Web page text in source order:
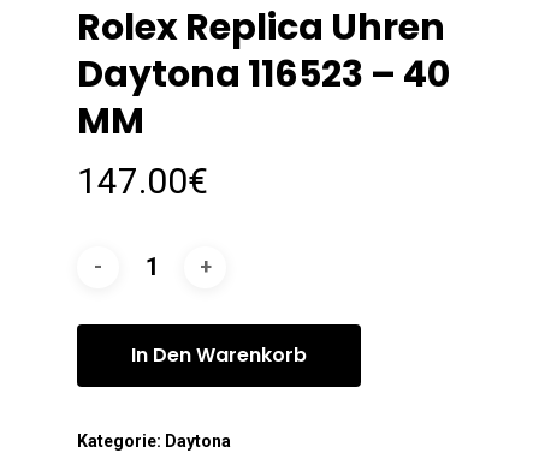
Rolex Replica Uhren
Daytona 116523 – 40
MM
147.00€
In Den Warenkorb
Kategorie: Daytona